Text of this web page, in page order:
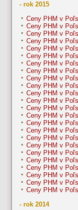
- rok 2015
Ceny PHM v
Ceny PHM v
Ceny PHM v
Ceny PHM v
Ceny PHM v
Ceny PHM v
Ceny PHM v
Ceny PHM v
Ceny PHM v
Ceny PHM v
Ceny PHM v
Ceny PHM v
Ceny PHM v
Ceny PHM v
Ceny PHM v
Ceny PHM v
Ceny PHM v
Ceny PHM v
Ceny PHM v
Ceny PHM v
Ceny PHM v
Ceny PHM v
Ceny PHM v
Ceny PHM v
- rok 2014